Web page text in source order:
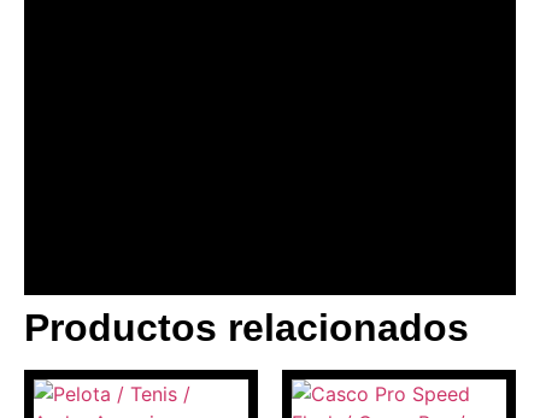
BANNER CON
PROMOCIONES 1
Productos relacionados